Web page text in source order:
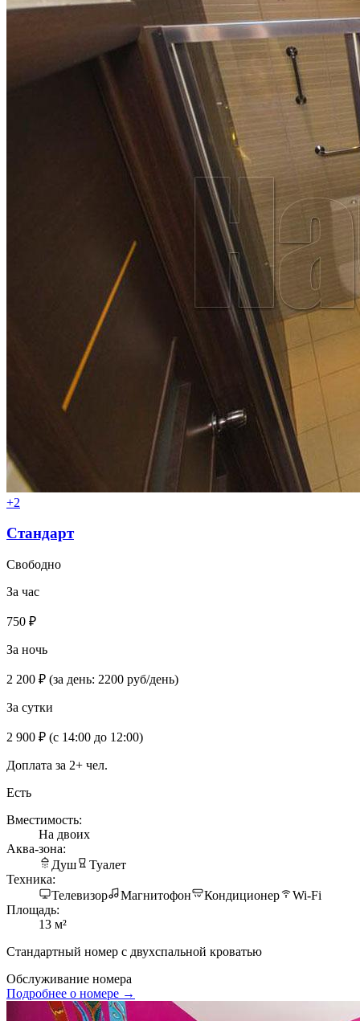
+2
Стандарт
Свободно
За час
750 ₽
За ночь
2 200 ₽ (за день: 2200 руб/день)
За сутки
2 900 ₽ (с 14:00 до 12:00)
Доплата за 2+ чел.
Есть
Вместимость:
На двоих
Аква-зона:
Душ
Туалет
Техника:
Телевизор
Магнитофон Кондиционер
Wi-Fi
Площадь:
13 м²
Стандартный номер с двухспальной кроватью
Обслуживание номера
Подробнее о номере →